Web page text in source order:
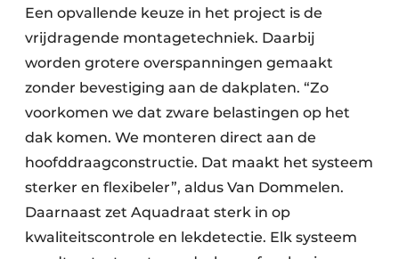
Een opvallende keuze in het project is de
vrijdragende montagetechniek. Daarbij
worden grotere overspanningen gemaakt
zonder bevestiging aan de dakplaten. “Zo
voorkomen we dat zware belastingen op het
dak komen. We monteren direct aan de
hoofddraagconstructie. Dat maakt het systeem
sterker en flexibeler”, aldus Van Dommelen.
Daarnaast zet Aquadraat sterk in op
kwaliteitscontrole en lekdetectie. Elk systeem